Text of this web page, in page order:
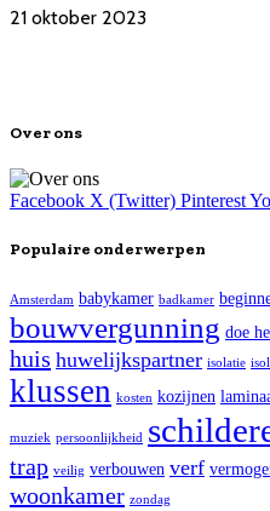
21 oktober 2023
Over ons
Facebook X (Twitter) Pinterest
Populaire onderwerpen
Amsterdam babykamer badkamer
bouwvergunning doe
huis huwelijkspartner isolatie
klussen kosten kozijnen
muziek persoonlijkheid
trap veilig verbouwen verf
woonkamer zondag